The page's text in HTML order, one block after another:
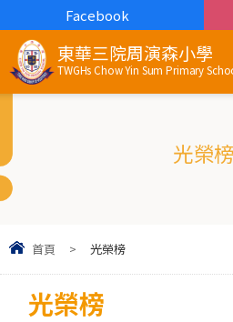
東華三院周演森小學
TWGHs Chow Yin Sum Primary
Facebook
光榮榜
首頁 > 光榮榜
光榮榜